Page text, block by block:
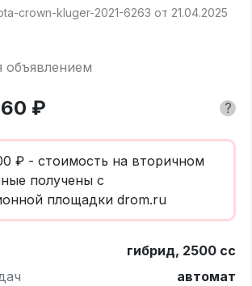
crown-kluger-2021-6263 от 21.04.2025
объявлением
₽ ?
₽ - стоимость на вторичном
получены с
площадки drom.ru
гибрид, 2500 cc
автомат